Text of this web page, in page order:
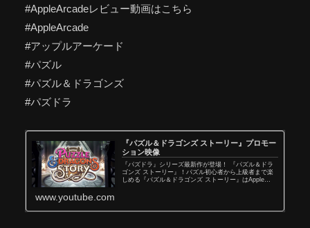
#AppleArcadeレビュー動画はこちら
#AppleArcade
#アップルアーケード
#パズル
#パズル＆ドラゴンズ
#パズドラ
『パズル＆ドラゴンズ ストーリー』プロモー
ション映像
『パズドラ』シリーズ最新作が登場！ 『パズル＆ドラ
ゴンズ ストーリー』！パズル初心者から上級者まで楽
しめる『パズル＆ドラゴンズ ストーリー』はApple
www.youtube.com